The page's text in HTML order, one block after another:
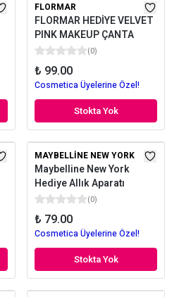
FLORMAR
FLORMAR HEDİYE VELVET
PINK MAKEUP ÇANTA
(0)
₺ 99.00
Cosmetica Üyelerine Özel!
Stokta Yok
MAYBELLINE NEW YORK
Maybelline New York
Hediye Allık Aparatı
(0)
₺ 79.00
Cosmetica Üyelerine Özel!
Stokta Yok